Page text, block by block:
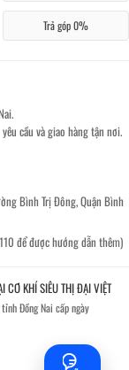
Trả góp 0%
cầu và giao hàng tận nơi.
Bình Trị Đông, Quận Bình
để được hướng dẫn thêm)
KHÍ SIÊU THỊ ĐẠI VIỆT
Đồng Nai cấp ngày